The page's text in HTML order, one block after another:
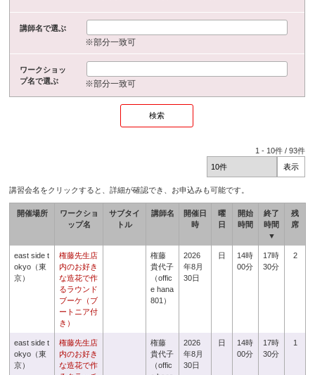
講師名で選ぶ
※部分一致可
ワークショッ
プ名で選ぶ
※部分一致可
1 - 10件 /93件
講習会名をクリックすると、詳細が確認でき、お申込みも可能です。
開催場所
ワークショ
ップ名
サブタイ
トル
講師名
開催日
時
曜
日
開始
時間
終了
時間
▼
残
席
east side t
okyo（東
京）
権藤先生店
内のお好き
な造花で作
るラウンド
ブーケ（ブ
ートニア付
き）
権藤
貴代子
（offic
e hana
801）
2026
年8月
30日
日
14時
00分
17時
30分
2
east side t
okyo（東
京）
権藤先生店
内のお好き
な造花で作
権藤
貴代子
（offic
2026
年8月
30日
日
14時
00分
17時
30分
1